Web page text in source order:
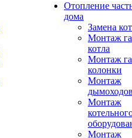
Отопление
дома
Замена
Монтаж
котла
Монтаж
колонки
Монтаж
Монтаж
Монтаж